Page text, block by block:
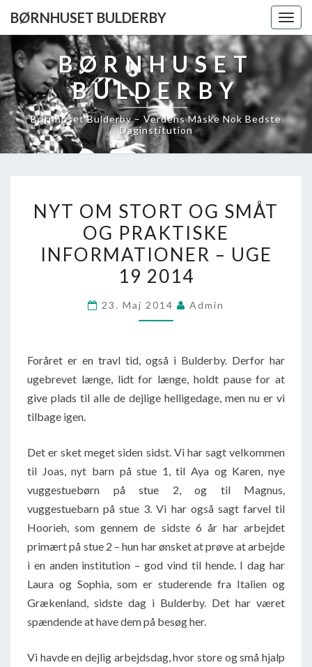
BØRNHUSET BULDERBY
BØRNHUSET
BULDERBY
Børnhuset Bulderby – Verdens Måske Nok Bedste
Daginstitution
OM
STORT
OG
SMÅT
PRAKTISKE
UGE
19
2014
NYT OM STORT OG SMÅT
OG PRAKTISKE
INFORMATIONER – UGE
19 2014
23. Maj 2014 Admin
Foråret er en travl tid, også i Bulderby. Derfor har
ugebrevet længe, lidt for længe, holdt pause for at
give plads til alle de dejlige helligedage, men nu er vi
tilbage igen.
Det er sket meget siden sidst. Vi har sagt velkommen
til Joas, nyt barn på stue 1, til Aya og Karen, nye
vuggestuebørn på stue 2, og til Magnus,
vuggestuebarn på stue 3. Vi har også sagt farvel til
Hoorieh, som gennem de sidste 6 år har arbejdet
primært på stue 2 – hun har ønsket at prøve at arbejde
i en anden institution – god vind til hende. I dag har
Laura og Sophia, som er studerende fra Italien og
Grækenland, sidste dag i Bulderby. Det har været
spændende at have dem på besøg her.
Vi havde en dejlig arbejdsdag, hvor store og små hjalp